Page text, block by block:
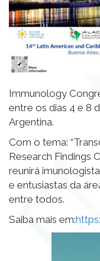
Immunology
entre os dias 4 e 8
Argentina.
Com o tema:
Research Findings
reunirá
e entusiastas da
entre todos.
Saiba mais em: